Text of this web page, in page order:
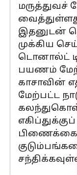
மருத்துவச்
இதனுடன்
முக்கிய
டொனால்ட்
பயணம்
காசாவின்
மேற்பட்ட